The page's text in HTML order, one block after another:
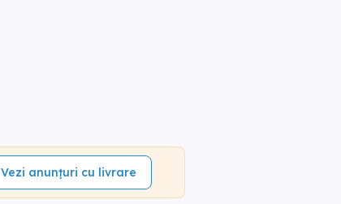
Vezi anunțuri cu livrare